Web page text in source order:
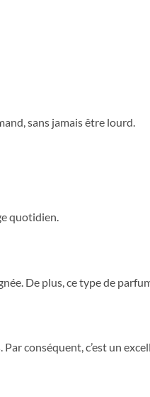
sans jamais être lourd.
quotidien.
De plus, ce type de
conséquent, c’est un